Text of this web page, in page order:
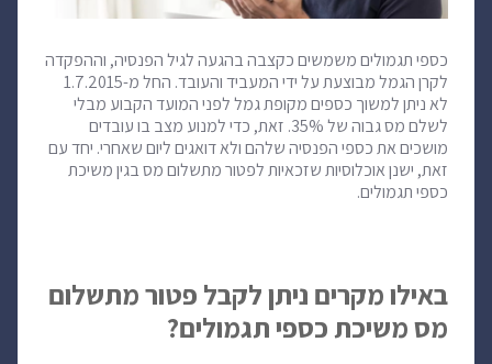
כספי תגמולים משמשים כקצבה בהגעה לגיל הפנסיה, וההפקדה
לקרן הגמל מבוצעת על ידי המעביד והעובד. החל מ-1.7.2015
לא ניתן למשוך כספים מקופת גמל לפני המועד הקבוע מבלי
לשלם מס גבוה של 35%. זאת, כדי למנוע מצב בו עובדים
מושכים את כספי הפנסיה שלהם ולא דואגים ליום שאחרי. יחד עם
זאת, ישנן אוכלוסיות שזכאיות לפטור מתשלום מס בגין משיכת
כספי תגמולים.
באילו מקרים ניתן לקבל פטור מתשלום
מס משיכת כספי תגמולים?